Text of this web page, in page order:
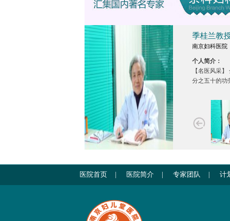
季桂兰教
南京妇科医院
个人简介：
【名医风采
分之五十的功
医院首页 医院简介 专家团队 计